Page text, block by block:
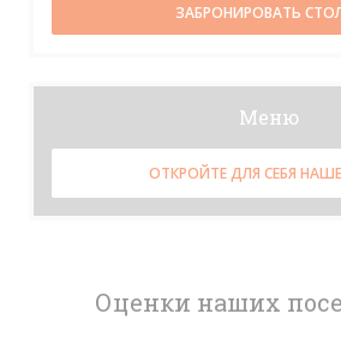
Оценки наших
ЗАБРОНИРОВАТЬ
Меню
ОТКРОЙТЕ ДЛЯ СЕБЯ